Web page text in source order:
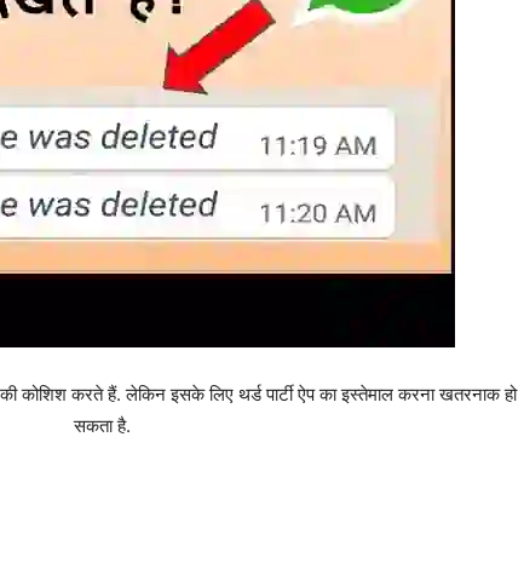
करते हैं. लेकिन इसके लिए थर्ड पार्टी ऐप का इस्तेमाल करना खतरनाक हो
सकता है.